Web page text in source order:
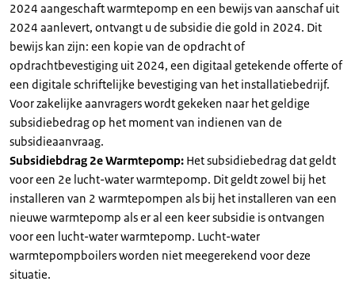
2024 aangeschaft warmtepomp en een bewijs van aanschaf uit
2024 aanlevert, ontvangt u de subsidie die gold in 2024. Dit
bewijs kan zijn: een kopie van de opdracht of
opdrachtbevestiging uit 2024, een digitaal getekende offerte of
een digitale schriftelijke bevestiging van het installatiebedrijf.
Voor zakelijke aanvragers wordt gekeken naar het geldige
subsidiebedrag op het moment van indienen van de
subsidieaanvraag.
Subsidiebdrag 2e Warmtepomp: Het subsidiebedrag dat geldt
voor een 2e lucht-water warmtepomp. Dit geldt zowel bij het
installeren van 2 warmtepompen als bij het installeren van een
nieuwe warmtepomp als er al een keer subsidie is ontvangen
voor een lucht-water warmtepomp. Lucht-water
warmtepompboilers worden niet meegerekend voor deze
situatie.